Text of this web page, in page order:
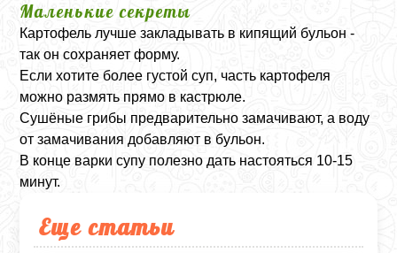
Маленькие секреты
Картофель лучше закладывать в кипящий бульон -
так он сохраняет форму.
Если хотите более густой суп, часть картофеля
можно размять прямо в кастрюле.
Сушёные грибы предварительно замачивают, а воду
от замачивания добавляют в бульон.
В конце варки супу полезно дать настояться 10-15
минут.
Еще статьи